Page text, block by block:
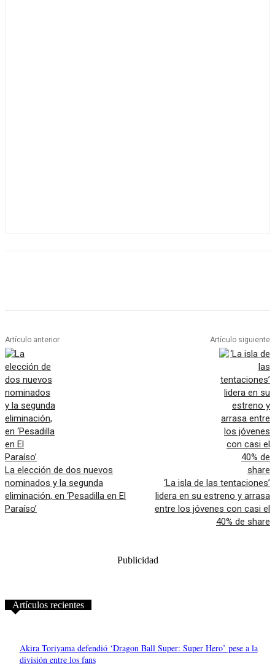
Artículo anterior
La elección de dos nuevos
nominados y la segunda
eliminación, en ‘Pesadilla en El
Paraíso’
Artículo siguiente
‘La isla de las tentaciones’
lidera en su estreno y arrasa
entre los jóvenes con casi el
40% de share
Publicidad
Artículos recientes
Akira Toriyama defendió ‘Dragon Ball Super: Super Hero’ pese a la
división entre los fans